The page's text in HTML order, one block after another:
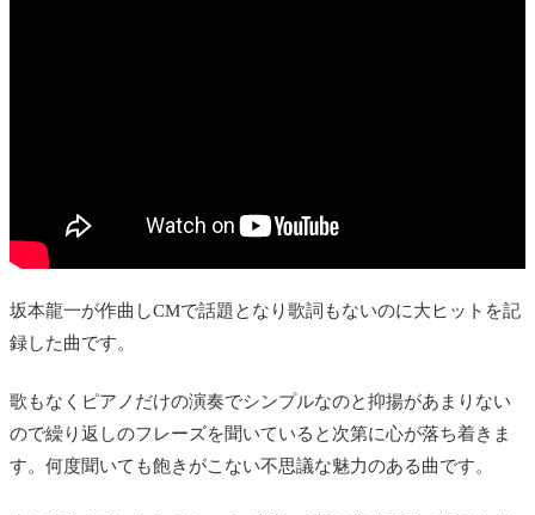
坂本龍一が作曲しCMで話題となり歌詞もないのに大ヒットを記
録した曲です。
歌もなくピアノだけの演奏でシンプルなのと抑揚があまりない
ので繰り返しのフレーズを聞いていると次第に心が落ち着きま
す。何度聞いても飽きがこない不思議な魅力のある曲です。